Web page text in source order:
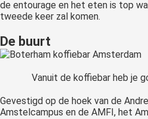
de entourage en het eten is top
tweede keer zal komen.
De buurt
Vanuit de koffiebar heb je
Gevestigd op de hoek van de
Amstelcampus en de AMFI, het